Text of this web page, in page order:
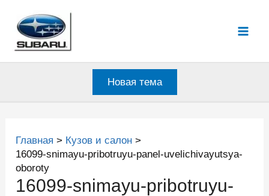
содержимому
Новая тема
Главная
Кузов и салон
16099-snimayu-pribotruyu-panel-uvelichivayutsya-
oboroty
16099-snimayu-pribotruyu-